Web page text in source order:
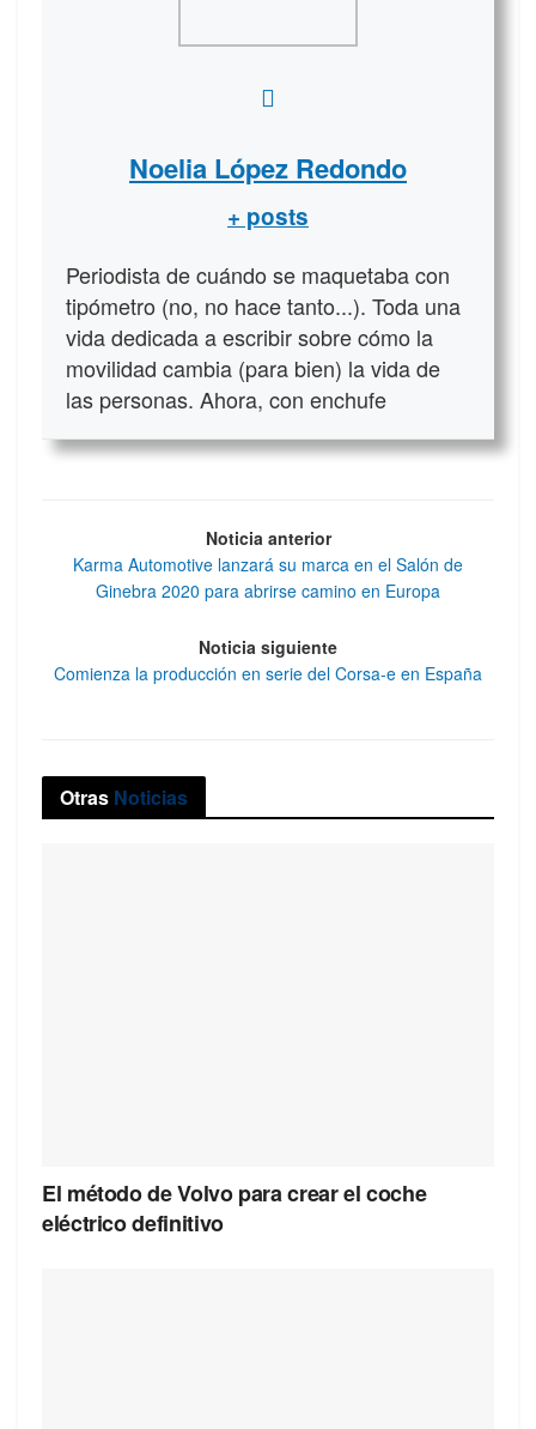
Noelia López Redondo
+ posts
Periodista de cuándo se maquetaba con
tipómetro (no, no hace tanto...). Toda una
vida dedicada a escribir sobre cómo la
movilidad cambia (para bien) la vida de
las personas. Ahora, con enchufe
Noticia anterior
Karma Automotive lanzará su marca en el Salón de
Ginebra 2020 para abrirse camino en Europa
Noticia siguiente
Comienza la producción en serie del Corsa-e en España
Otras Noticias
El método de Volvo para crear el coche
eléctrico definitivo